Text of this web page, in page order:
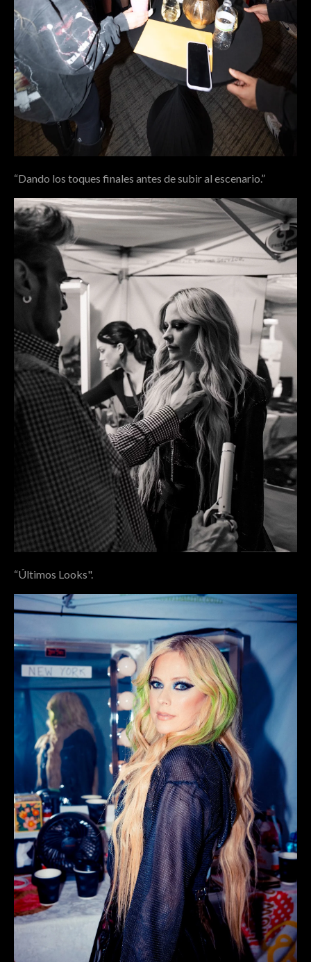
“Dando los toques finales antes de subir al escenario.”
“Últimos Looks".